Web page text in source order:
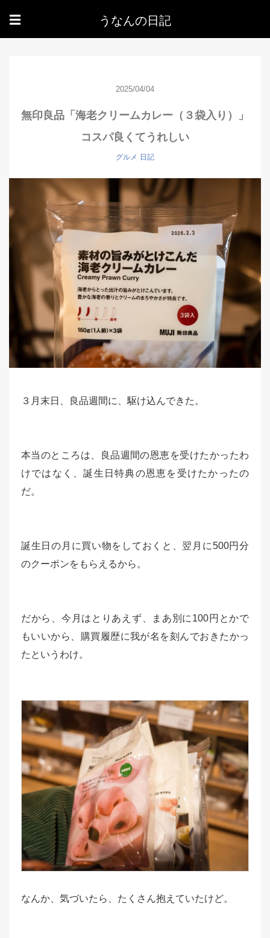
☰ うなんの日記
2025/04/04
無印良品「海老クリームカレー（３袋入り）」
コスパ良くてうれしい
グルメ 日記
３月末日、良品週間に、駆け込んできた。
本当のところは、良品週間の恩恵を受けたかったわ
けではなく、誕生日特典の恩恵を受けたかったの
だ。
誕生日の月に買い物をしておくと、翌月に500円分
のクーポンをもらえるから。
だから、今月はとりあえず、まあ別に100円とかで
もいいから、購買履歴に我が名を刻んでおきたかっ
たというわけ。
なんか、気づいたら、たくさん抱えていたけど。